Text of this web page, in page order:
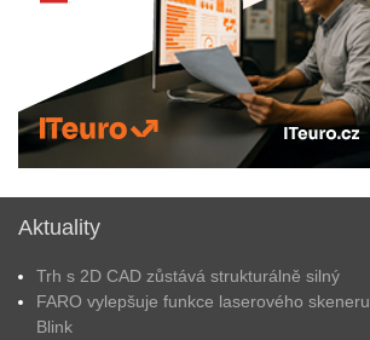
Aktuality
Trh s 2D CAD zůstává strukturálně silný
FARO vylepšuje funkce laserového skeneru
Blink